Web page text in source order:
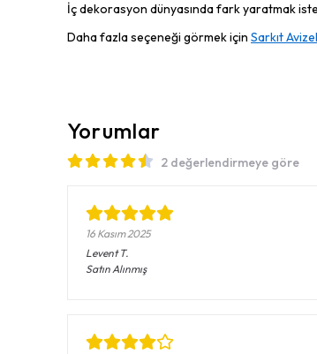
İç dekorasyon dünyasında fark yaratmak
Daha fazla seçeneği görmek için Sarkıt
Yorumlar
2 değerlendirmeye göre
16 Kasım 2025
Levent T.
Satın Alınmış